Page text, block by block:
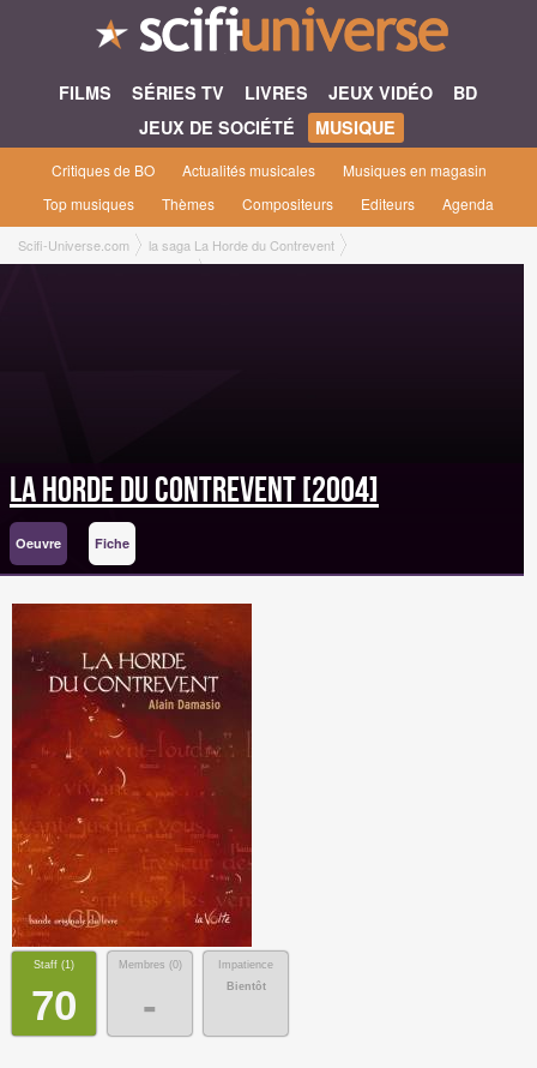
FILMS SÉRIES TV LIVRES JEUX VIDÉO
BD
JEUX DE SOCIÉTÉ
MUSIQUE
Critiques de BO Actualités musicales
Musiques en magasin
Top musiques
Thèmes Compositeurs Editeurs Agenda
Scifi-Universe.com
la saga La Horde du Contrevent
la Horde du Contrevent [2004]
la Horde du Contrevent [2004]
Oeuvre Fiche
Staff (1)
70
Membres (0)
-
Impatience
Bientôt